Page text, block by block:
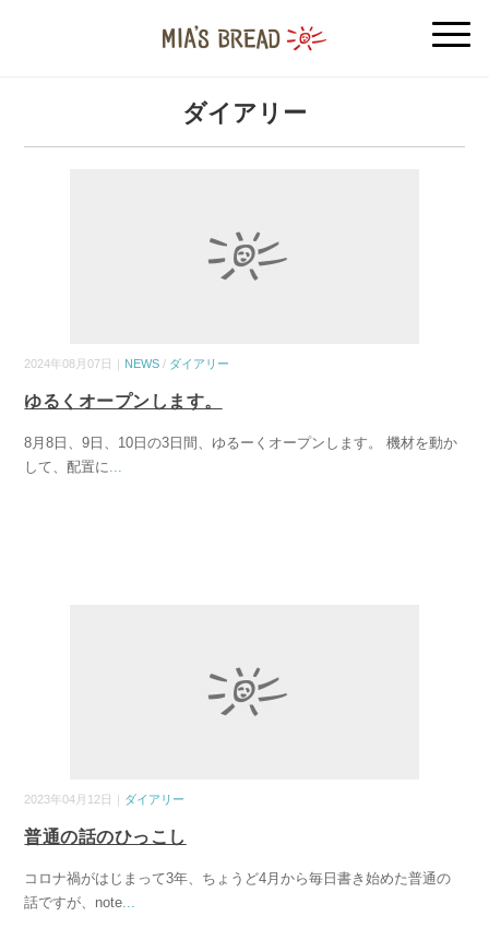
ダイアリー
2024年08月07日｜ NEWS / ダイアリー
ゆるくオープンします。
8月8日、9日、10日の3日間、ゆるーくオープンします。 機材を動か
して、配置に...
2023年04月12日｜ ダイアリー
普通の話のひっこし
コロナ禍がはじまって3年、ちょうど4月から毎日書き始めた普通の
話ですが、note...